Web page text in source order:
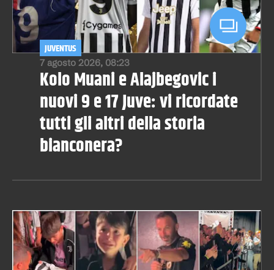
7 agosto 2026, 08:23
JUVENTUS
Kolo Muani e Alajbegovic i
nuovi 9 e 17 Juve: vi ricordate
tutti gli altri della storia
bianconera?